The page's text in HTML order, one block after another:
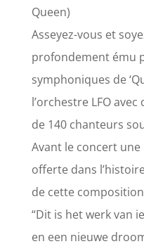
Queen)
Asseyez-vous et
profondement ému
symphoniques de
l’orchestre LFO
de 140 chanteurs
Avant le concert
offerte dans
de cette
“Dit is het werk van
en een nieuwe